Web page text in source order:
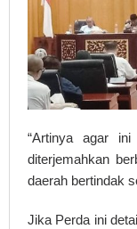
“Artinya agar
diterjemahkan
daerah bertindak
Jika Perda ini